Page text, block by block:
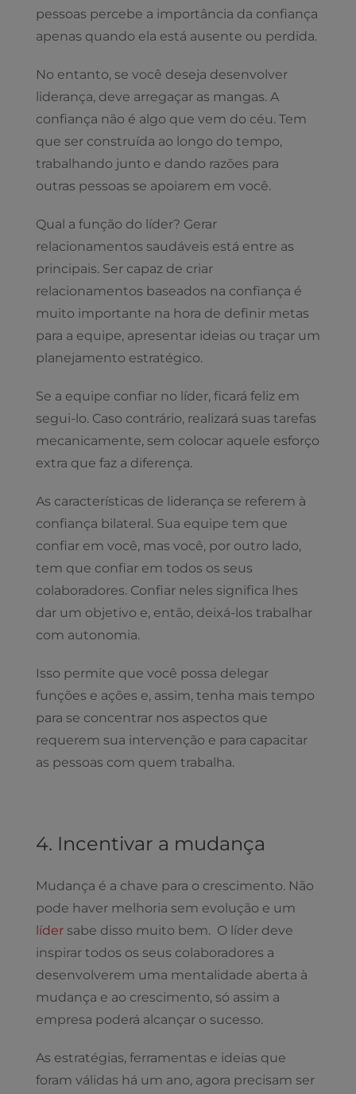
pessoas percebe a importância da confiança
apenas quando ela está ausente ou perdida.
No entanto, se você deseja desenvolver
liderança, deve arregaçar as mangas. A
confiança não é algo que vem do céu. Tem
que ser construída ao longo do tempo,
trabalhando junto e dando razões para
outras pessoas se apoiarem em você.
Qual a função do líder? Gerar
relacionamentos saudáveis está entre as
principais. Ser capaz de criar
relacionamentos baseados na confiança é
muito importante na hora de definir metas
para a equipe, apresentar ideias ou traçar um
planejamento estratégico.
Se a equipe confiar no líder, ficará feliz em
segui-lo. Caso contrário, realizará suas tarefas
mecanicamente, sem colocar aquele esforço
extra que faz a diferença.
As características de liderança se referem à
confiança bilateral. Sua equipe tem que
confiar em você, mas você, por outro lado,
tem que confiar em todos os seus
colaboradores. Confiar neles significa lhes
dar um objetivo e, então, deixá-los trabalhar
com autonomia.
Isso permite que você possa delegar
funções e ações e, assim, tenha mais tempo
para se concentrar nos aspectos que
requerem sua intervenção e para capacitar
as pessoas com quem trabalha.
4. Incentivar a mudança
Mudança é a chave para o crescimento. Não
pode haver melhoria sem evolução e um
líder sabe disso muito bem. O líder deve
inspirar todos os seus colaboradores a
desenvolverem uma mentalidade aberta à
mudança e ao crescimento, só assim a
empresa poderá alcançar o sucesso.
As estratégias, ferramentas e ideias que
foram válidas há um ano, agora precisam ser